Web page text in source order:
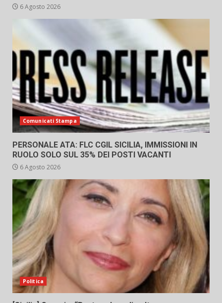
6 Agosto 2026
Comunicati Stampa
PERSONALE ATA: FLC CGIL SICILIA, IMMISSIONI IN
RUOLO SOLO SUL 35% DEI POSTI VACANTI
6 Agosto 2026
Politica